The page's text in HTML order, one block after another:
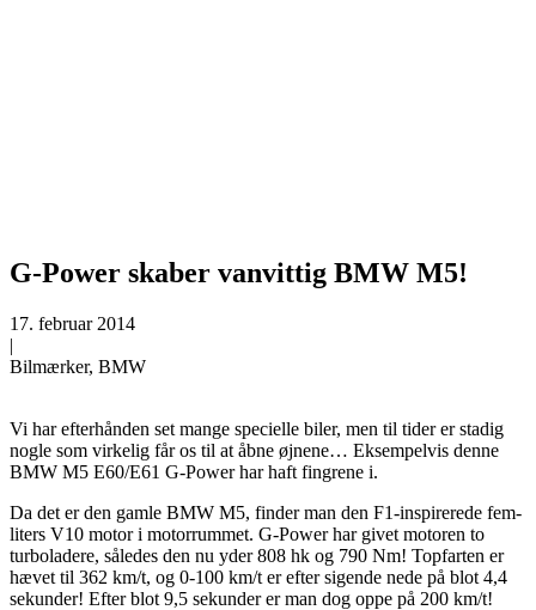
G-Power skaber vanvittig BMW M5!
17. februar 2014
|
Bilmærker, BMW
Vi har efterhånden set mange specielle biler, men til tider er stadig
nogle som virkelig får os til at åbne øjnene… Eksempelvis denne
BMW M5 E60/E61 G-Power har haft fingrene i.
Da det er den gamle BMW M5, finder man den F1-inspirerede fem-
liters V10 motor i motorrummet. G-Power har givet motoren to
turboladere, således den nu yder 808 hk og 790 Nm! Topfarten er
hævet til 362 km/t, og 0-100 km/t er efter sigende nede på blot 4,4
sekunder! Efter blot 9,5 sekunder er man dog oppe på 200 km/t!